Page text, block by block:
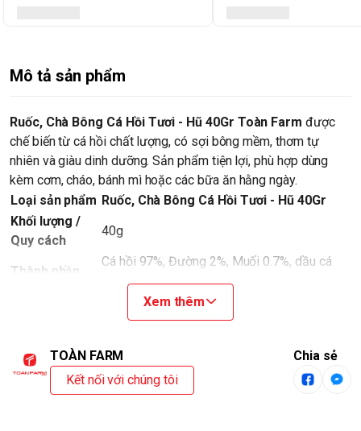
Mô tả sản phẩm
Ruốc, Chà Bông Cá Hồi Tươi - Hũ 40Gr Toàn Farm được
chế biến từ cá hồi chất lượng, có sợi bông mềm, thơm tự
nhiên và giàu dinh dưỡng. Sản phẩm tiện lợi, phù hợp dùng
kèm cơm, cháo, bánh mì hoặc các bữa ăn hằng ngày.
Loại sản phẩm Ruốc, Chà Bông Cá Hồi Tươi - Hũ 40Gr
Khối lượng /
Quy cách
40g
Thành phần
Cá hồi 97%, Đường 2%, Muối 0.7%, dầu cá
0.3%.
12 tháng kể từ ngày sản xuất.
Ăn liền, không cần chế biến. Dùng trực tiếp
khẩu vị.
Để nơi khô ráo, thoáng mát hoặc ngăn mát tủ
Xem thêm
TOÀN FARM
Kết nối với chúng tôi
Chia sẻ